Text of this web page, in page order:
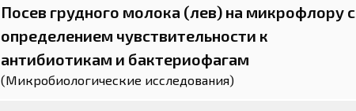
Посев грудного молока (лев) на микрофлору с
определением чувствительности к
антибиотикам и бактериофагам
(Микробиологические исследования)